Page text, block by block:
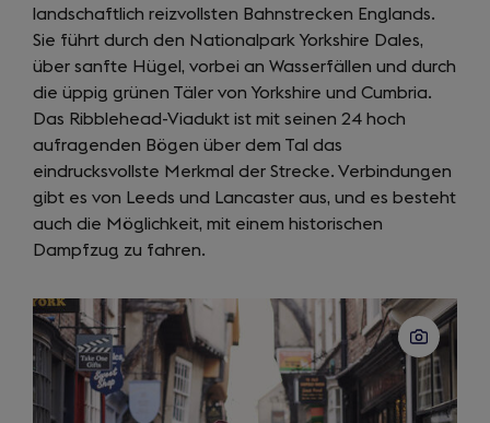
in
a
new
tab)
landschaftlich reizvollsten Bahnstrecken Englands.
Sie führt durch den Nationalpark Yorkshire Dales,
über sanfte Hügel, vorbei an Wasserfällen und durch
die üppig grünen Täler von Yorkshire und Cumbria.
Das Ribblehead-Viadukt ist mit seinen 24 hoch
aufragenden Bögen über dem Tal das
eindrucksvollste Merkmal der Strecke. Verbindungen
gibt es von Leeds und Lancaster aus, und es besteht
auch die Möglichkeit, mit einem historischen
Dampfzug zu fahren.